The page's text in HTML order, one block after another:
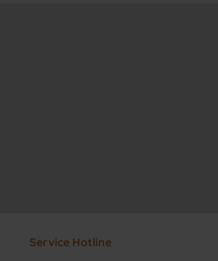
Service Hotline